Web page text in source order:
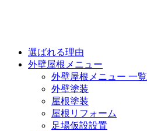
選ばれる理由
外壁屋根メニュー
外壁屋根メニュー 一覧
外壁塗装
屋根塗装
屋根リフォーム
足場仮設設置